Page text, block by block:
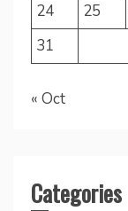
24
25
31
« Oct
Categories